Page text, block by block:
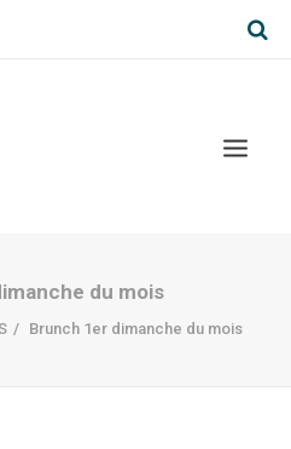
du mois
Brunch 1er dimanche du mois